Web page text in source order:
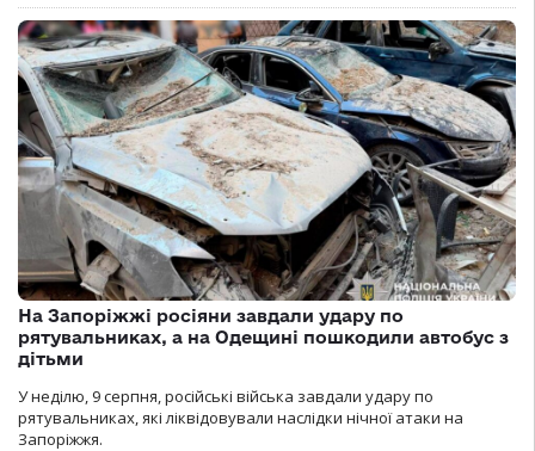
На Запоріжжі росіяни завдали удару по
рятувальниках, а на Одещині пошкодили автобус з
дітьми
У неділю, 9 серпня, російські війська завдали удару по
рятувальниках, які ліквідовували наслідки нічної атаки на
Запоріжжя.